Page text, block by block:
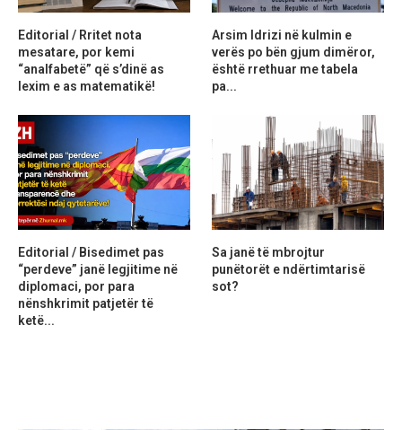
Editorial / Rritet nota
mesatare, por kemi
“analfabetë” që s’dinë as
lexim e as matematikë!
Arsim Idrizi në kulmin e
verës po bën gjum dimëror,
është rrethuar me tabela
pa...
Editorial / Bisedimet pas
“perdeve” janë legjitime në
diplomaci, por para
nënshkrimit patjetër të
ketë...
Sa janë të mbrojtur
punëtorët e ndërtimtarisë
sot?